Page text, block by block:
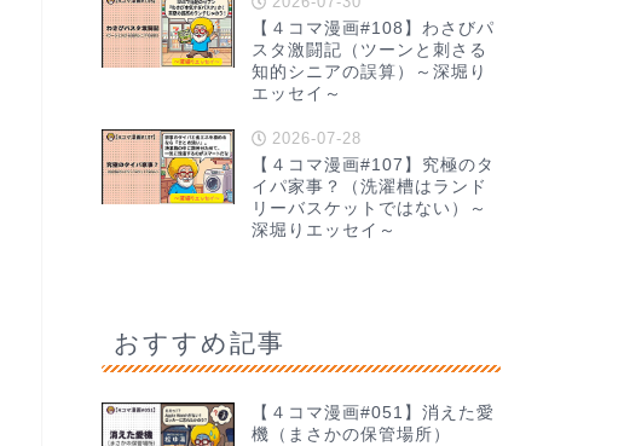
【４コマ漫画#108】わさびパ
スタ激闘記（ツーンと刺さる
知的シニアの誤算）～深堀り
エッセイ～
2026-07-28
【４コマ漫画#107】究極のタ
イパ家事？（洗濯槽はランド
リーバスケットではない）～
深堀りエッセイ～
おすすめ記事
【４コマ漫画#051】消えた愛
機（まさかの保管場所）